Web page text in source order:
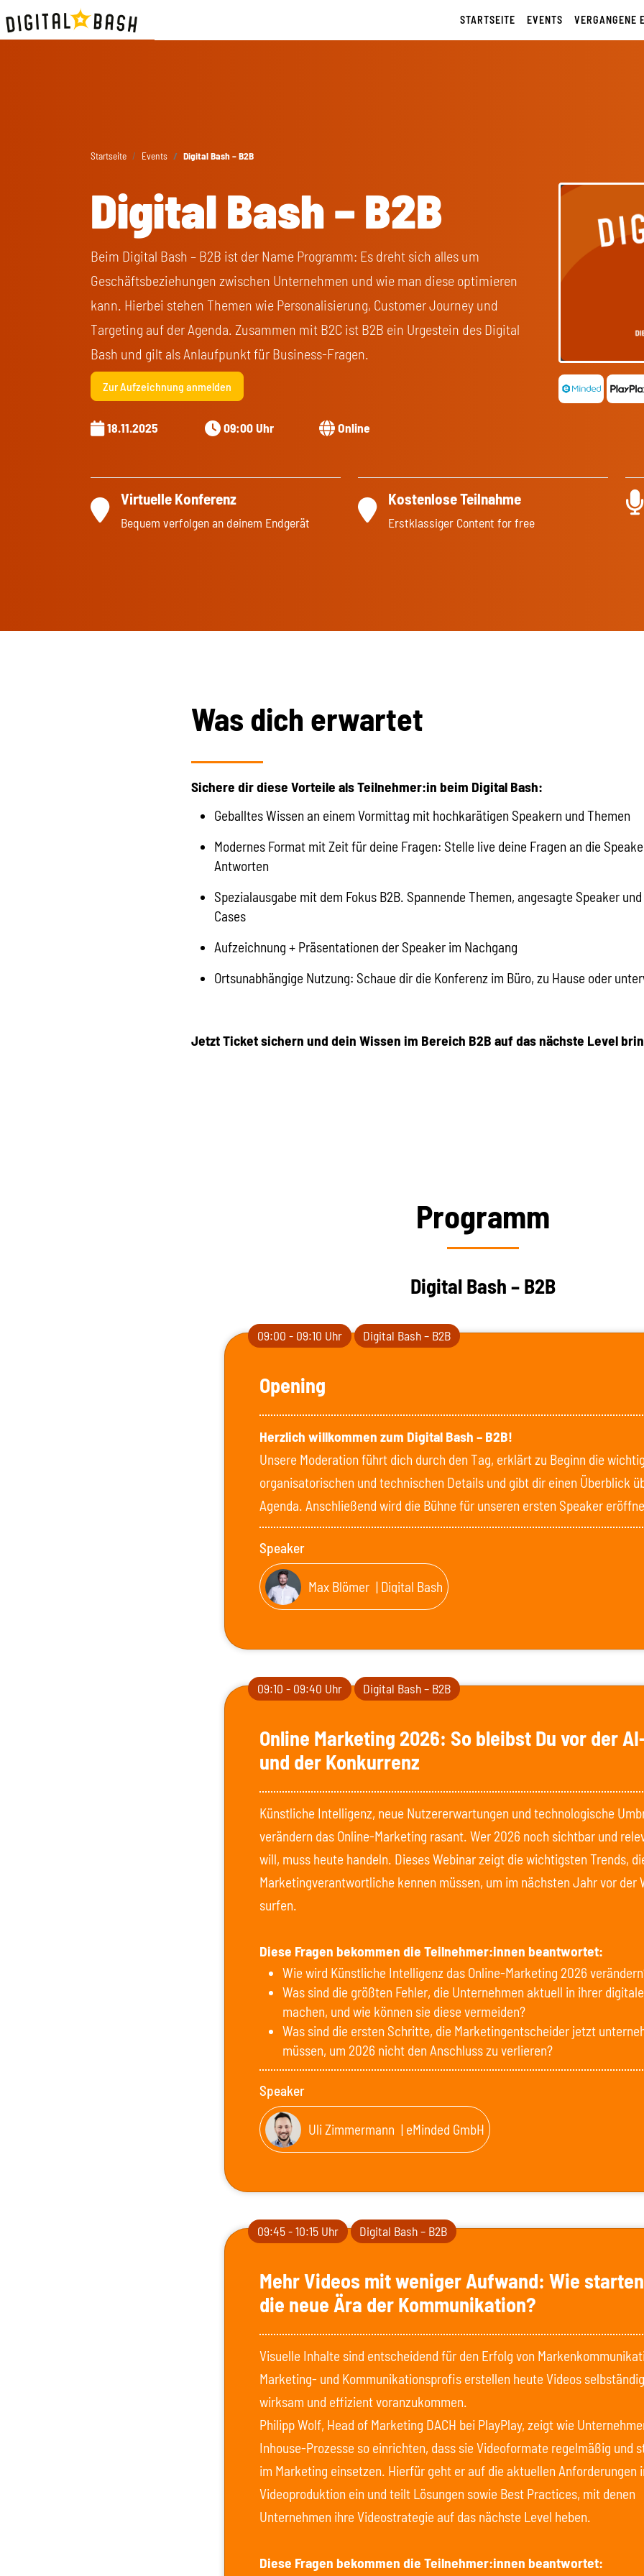
STARTSEITE EVENTS VERGANGENE
Startseite Events Digital Bash – B2B
Digital Bash – B2B
Beim Digital Bash – B2B ist der Name Programm: Es dreht sich alles um
Geschäftsbeziehungen zwischen Unternehmen und wie man diese optimieren
kann. Hierbei stehen Themen wie Personalisierung, Customer Journey und
Targeting auf der Agenda. Zusammen mit B2C ist B2B ein Urgestein des Digital
Bash und gilt als Anlaufpunkt für Business-Fragen.
Zur Aufzeichnung anmelden
18.11.2025 09:00 Uhr Online
Virtuelle Konferenz
Bequem verfolgen an deinem Endgerät
Kostenlose Teilnahme
Erstklassiger Content for free
Was dich erwartet
Sichere dir diese Vorteile als Teilnehmer:in beim Digital Bash:
Geballtes Wissen an einem Vormittag mit hochkarätigen Speakern und Themen
Modernes Format mit Zeit für deine Fragen: Stelle live deine Fragen an die
Antworten
Spezialausgabe mit dem Fokus B2B. Spannende Themen, angesagte Speaker
Cases
Aufzeichnung + Präsentationen der Speaker im Nachgang
Ortsunabhängige Nutzung: Schaue dir die Konferenz im Büro, zu Hause oder
Jetzt Ticket sichern und dein Wissen im Bereich B2B auf das nächste Level
Programm
Digital Bash – B2B
09:00 - 09:10 Uhr Digital Bash – B2B
Opening
Herzlich willkommen zum Digital Bash – B2B!
Unsere Moderation führt dich durch den Tag, erklärt zu Beginn die
organisatorischen und technischen Details und gibt dir einen Überblick
Agenda. Anschließend wird die Bühne für unseren ersten Speaker
Speaker
Max Blömer | Digital Bash
09:10 - 09:40 Uhr Digital Bash – B2B
Online Marketing 2026: So bleibst Du vor der
und der Konkurrenz
Künstliche Intelligenz, neue Nutzererwartungen und technologische
verändern das Online-Marketing rasant. Wer 2026 noch sichtbar und
will, muss heute handeln. Dieses Webinar zeigt die wichtigsten Trends,
Marketingverantwortliche kennen müssen, um im nächsten Jahr vor der
surfen.
Diese Fragen bekommen die Teilnehmer:innen beantwortet:
Wie wird Künstliche Intelligenz das Online-Marketing 2026
Was sind die größten Fehler, die Unternehmen aktuell in ihrer
machen, und wie können sie diese vermeiden?
Was sind die ersten Schritte, die Marketingentscheider jetzt
müssen, um 2026 nicht den Anschluss zu verlieren?
Speaker
Uli Zimmermann | eMinded GmbH
09:45 - 10:15 Uhr Digital Bash – B2B
Mehr Videos mit weniger Aufwand: Wie
die neue Ära der Kommunikation?
Visuelle Inhalte sind entscheidend für den Erfolg von
Marketing- und Kommunikationsprofis erstellen heute Videos
wirksam und effizient voranzukommen.
Philipp Wolf, Head of Marketing DACH bei PlayPlay, zeigt wie
Inhouse-Prozesse so einrichten, dass sie Videoformate regelmäßig und
im Marketing einsetzen. Hierfür geht er auf die aktuellen Anforderungen
Videoproduktion ein und teilt Lösungen sowie Best Practices, mit denen
Unternehmen ihre Videostrategie auf das nächste Level heben.
Diese Fragen bekommen die Teilnehmer:innen beantwortet: